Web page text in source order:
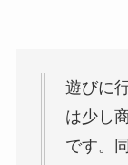
遊びに
は少し
です。